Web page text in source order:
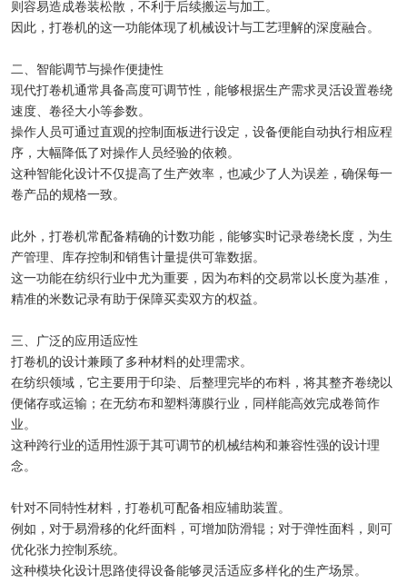
则容易造成卷装松散，不利于后续搬运与加工。
因此，打卷机的这一功能体现了机械设计与工艺理解的深度融合。
二、智能调节与操作便捷性
现代打卷机通常具备高度可调节性，能够根据生产需求灵活设置卷绕
速度、卷径大小等参数。
操作人员可通过直观的控制面板进行设定，设备便能自动执行相应程
序，大幅降低了对操作人员经验的依赖。
这种智能化设计不仅提高了生产效率，也减少了人为误差，确保每一
卷产品的规格一致。
此外，打卷机常配备精确的计数功能，能够实时记录卷绕长度，为生
产管理、库存控制和销售计量提供可靠数据。
这一功能在纺织行业中尤为重要，因为布料的交易常以长度为基准，
精准的米数记录有助于保障买卖双方的权益。
三、广泛的应用适应性
打卷机的设计兼顾了多种材料的处理需求。
在纺织领域，它主要用于印染、后整理完毕的布料，将其整齐卷绕以
便储存或运输；在无纺布和塑料薄膜行业，同样能高效完成卷筒作
业。
这种跨行业的适用性源于其可调节的机械结构和兼容性强的设计理
念。
针对不同特性材料，打卷机可配备相应辅助装置。
例如，对于易滑移的化纤面料，可增加防滑辊；对于弹性面料，则可
优化张力控制系统。
这种模块化设计思路使得设备能够灵活适应多样化的生产场景。